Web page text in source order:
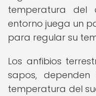
temperatura
entorno juega un
para regular su
Los anfibios
sapos,
temperatura del